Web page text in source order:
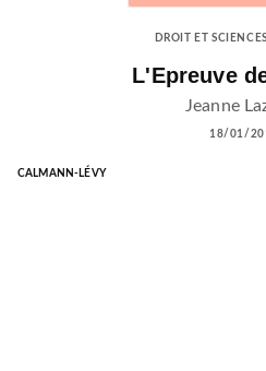
DROIT ET
L'Epreuve
Jeanne
18/01/
CALMANN-LÉVY